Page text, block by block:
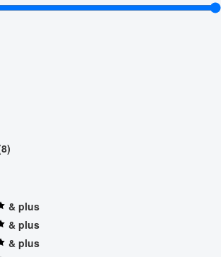
& plus
& plus
& plus